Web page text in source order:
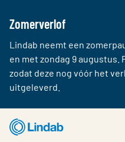
Zomerverlof
Lindab neemt een
en met zondag 9
zodat deze nog vóór het
uitgeleverd.
naar